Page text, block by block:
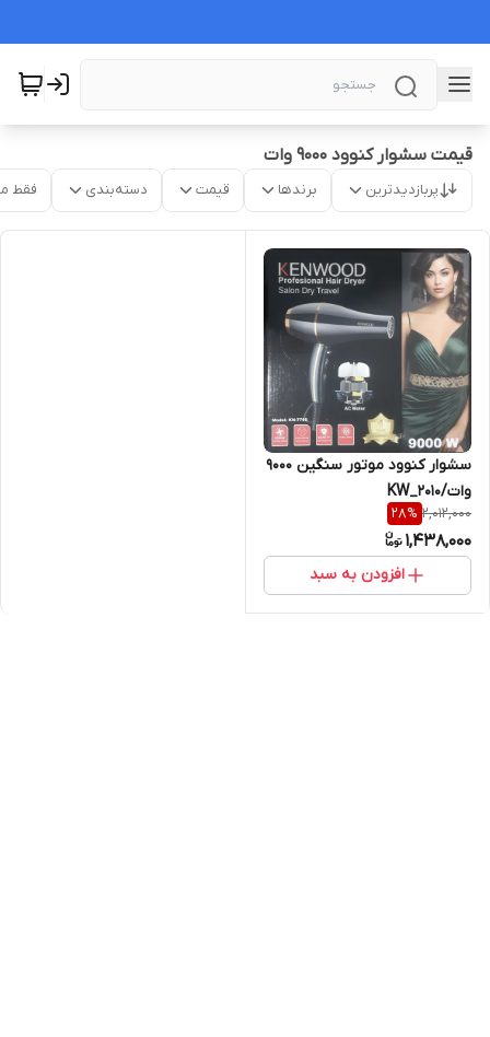
قیمت سشوار کنوود ۹۰۰۰ وات
پربازدیدترین برندها قیمت دسته‌بندی فقط
سشوار کنوود موتور سنگین ۹۰۰۰
وات/KW_2010
2,012,000
28%
1,438,000
افزودن به سبد